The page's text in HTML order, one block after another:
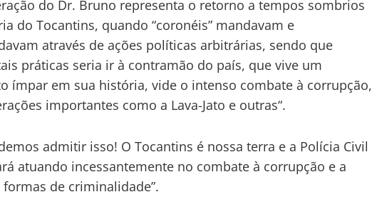
do Dr. Bruno representa o retorno a tempos sombrios
do Tocantins, quando “coronéis” mandavam e
através de ações políticas arbitrárias, sendo que
práticas seria ir à contramão do país, que vive um
ímpar em sua história, vide o intenso combate à corrupção,
importantes como a Lava-Jato e outras“.
admitir isso! O Tocantins é nossa terra e a Polícia Civil
atuando incessantemente no combate à corrupção e a
formas de criminalidade”.